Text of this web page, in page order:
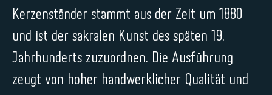
Kerzenständer stammt aus der Zeit um 1880
und ist der sakralen Kunst des späten 19.
Jahrhunderts zuzuordnen. Die Ausführung
zeugt von hoher handwerklicher Qualität und